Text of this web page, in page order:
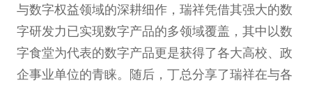
与数字权益领域的深耕细作，瑞祥凭借其强大的数
字研发力已实现数字产品的多领域覆盖，其中以数
字食堂为代表的数字产品更是获得了各大高校、政
企事业单位的青睐。随后，丁总分享了瑞祥在与各